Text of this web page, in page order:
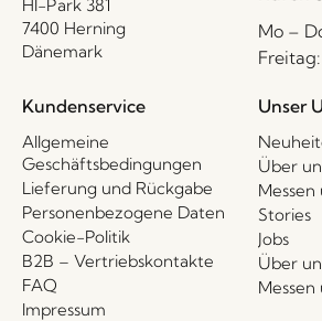
HI-Park 381
7400 Herning
Dänemark
Mo –
Kundenservice
Allgemeine
Geschäftsbedingungen
Lieferung und Rückgabe
Personenbezogene Daten
Cookie-Politik
B2B – Vertriebskontakte
FAQ
Impressum
Unser
Über
Stories
Jobs
Über